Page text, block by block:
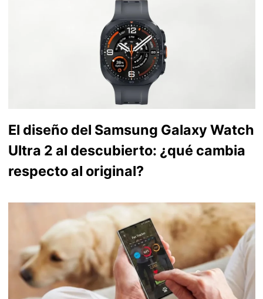
El diseño del Samsung Galaxy Watch
Ultra 2 al descubierto: ¿qué cambia
respecto al original?